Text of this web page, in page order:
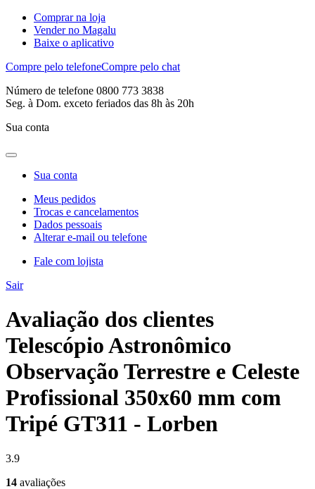
Comprar na loja
Vender no Magalu
Baixe o aplicativo
Compre pelo telefoneCompre pelo chat
Número de telefone 0800 773 3838
Seg. à Dom. exceto feriados das 8h às 20h
Sua conta
Sua conta
Meus pedidos
Trocas e cancelamentos
Dados pessoais
Alterar e-mail ou telefone
Fale com lojista
Sair
Avaliação dos clientes
Telescópio Astronômico
Observação Terrestre e Celeste
Profissional 350x60 mm com
Tripé GT311 - Lorben
3.9
14 avaliações